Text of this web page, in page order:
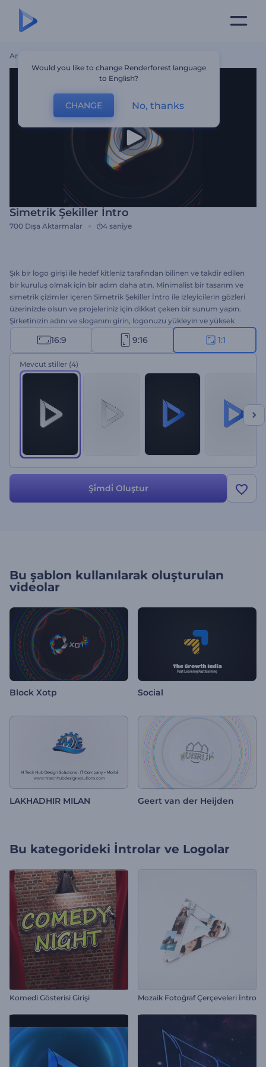
Ana Sayfa
Simetrik Şekiller İntro
700 Dışa Aktarmalar 4 saniye
Şık bir logo girişi ile hedef kitleniz tarafından bilinen ve takdir edilen
bir kuruluş olmak için bir adım daha atın. Minimalist bir tasarım ve
simetrik çizimler içeren Simetrik Şekiller İntro ile izleyicilerin gözleri
üzerinizde olsun ve projeleriniz için dikkat çeken bir sunum yapın.
Şirketinizin adını ve sloganını girin, logonuzu yükleyin ve yüksek
çözünürlüklü logo animasyonu için biraz bekleyin. Yeni ürün ya da
teknoloji markası tanıtımları, şirket sunumları, yeni kanal duyuruları
vs. için kullanın. Hemen şimdi deneyin!
16:9 9:16 1:1
Mevcut stiller (4)
Şi̇mdi̇ Oluştur
Bu şablon kullanılarak oluşturulan
videolar
Block Xotp Social
LAKHADHIR MILAN Geert van der Heijden
Bu kategorideki İntrolar ve Logolar
Komedi Gösterisi Girişi Mozaik Fotoğraf Çerçeveleri İntro
Would you like to change Renderforest language
to English?
CHANGE No, thanks